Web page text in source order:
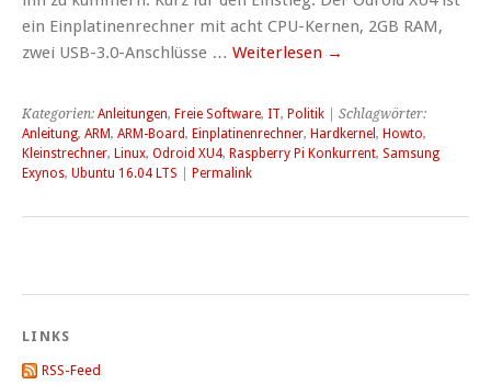
ein Einplatinenrechner mit acht CPU-Kernen, 2GB RAM,
zwei USB-3.0-Anschlüsse … Weiterlesen →
Kategorien: Anleitungen, Freie Software, IT, Politik | Schlagwörter:
Anleitung, ARM, ARM-Board, Einplatinenrechner, Hardkernel , Howto,
Kleinstrechner, Linux, Odroid XU4, Raspberry Pi Konkurrent, Samsung
Exynos, Ubuntu 16.04 LTS Permalink
LINKS
RSS-Feed